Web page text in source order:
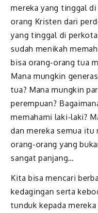
mereka yang tinggal
orang Kristen dari
yang tinggal di
sudah menikah
bisa orang-orang tua
Mana mungkin
tua? Mana mungkin
perempuan?
memahami laki-laki?
dan mereka semua
orang-orang yang
sangat panjang…
Kita bisa mencari
kedagingan serta
tunduk kepada